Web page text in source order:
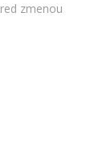
zmenou